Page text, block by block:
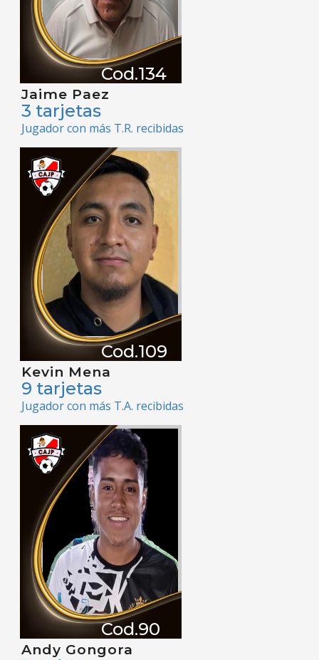
Cod.134
Jaime Paez
3 tarjetas
Jugador con más T.R. recibidas
Cod.109
Kevin Mena
9 tarjetas
Jugador con más T.A. recibidas
Cod.90
Andy Gongora